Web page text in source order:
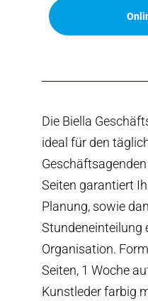
Die Biella
ideal für den
Seiten garantiert
Planung, sowie
Stundeneinteilung
Organisation.
Seiten, 1 Woche
Kunstleder farbig